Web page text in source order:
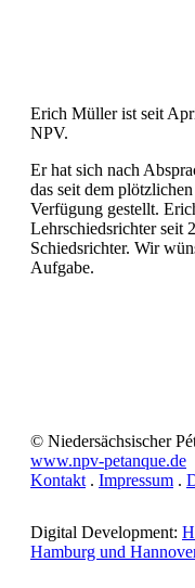
Erich Müller ist seit
NPV.
Er hat sich nach
das seit dem
Verfügung gestellt.
Lehrschiedsrichter seit
Schiedsrichter. Wir
Aufgabe.
© Niedersächsischer
www.npv-petanque.de
Kontakt . Impressum .
Digital Development:
Hamburg und